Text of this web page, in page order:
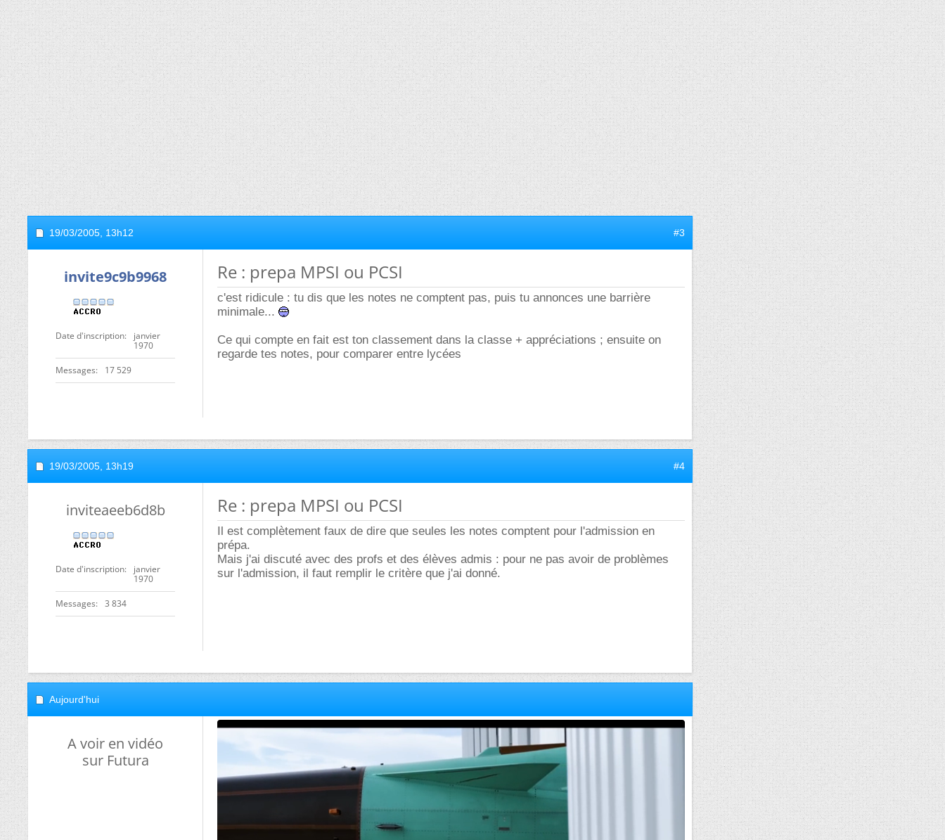
19/03/2005, 13h12 #3
invite9c9b9968
Date d'inscription
janvier
1970
Messages 17 529
Re : prepa MPSI ou PCSI
c'est ridicule : tu dis que les notes ne comptent pas, puis tu annonces une barrière
minimale...
Ce qui compte en fait est ton classement dans la classe + appréciations ; ensuite on
regarde tes notes, pour comparer entre lycées
19/03/2005, 13h19 #4
inviteaeeb6d8b
Date d'inscription
janvier
1970
Messages 3 834
Re : prepa MPSI ou PCSI
Il est complètement faux de dire que seules les notes comptent pour l'admission en
prépa.
Mais j'ai discuté avec des profs et des élèves admis : pour ne pas avoir de problèmes
sur l'admission, il faut remplir le critère que j'ai donné.
Aujourd'hui
A voir en vidéo
sur Futura